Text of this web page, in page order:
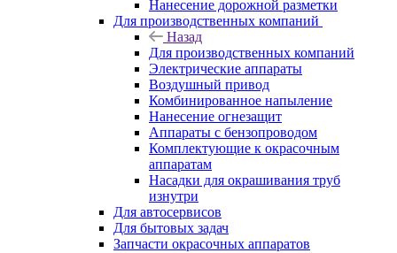
Нанесение дорожной разметки
Для производственных компаний
Назад
Для производственных компаний
Электрические аппараты
Воздушный привод
Комбинированное напыление
Нанесение огнезащит
Аппараты с бензопроводом
Комплектующие к окрасочным
аппаратам
Насадки для окрашивания труб
изнутри
Для автосервисов
Для бытовых задач
Запчасти окрасочных аппаратов